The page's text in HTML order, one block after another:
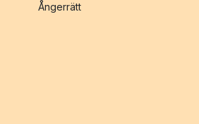
Ångerrätt